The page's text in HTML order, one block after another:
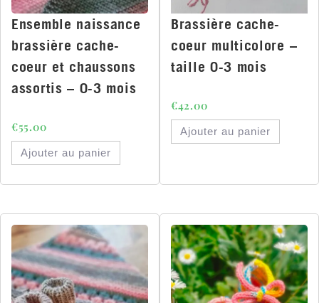
Ensemble naissance
brassière cache-
coeur et chaussons
assortis – 0-3 mois
€55.00
Ajouter au panier
Brassière cache-
coeur multicolore –
taille 0-3 mois
€42.00
Ajouter au panier